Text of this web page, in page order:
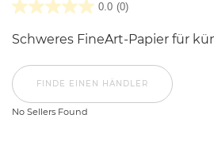
0.0 (0)
Schweres FineArt-Papier für
FINDE EINEN HÄNDLER
No Sellers Found